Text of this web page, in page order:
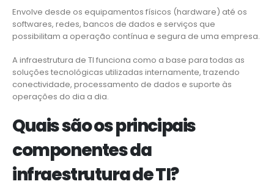
Envolve desde os equipamentos físicos (hardware) até os
softwares, redes, bancos de dados e serviços que
possibilitam a operação contínua e segura de uma empresa.
A infraestrutura de TI funciona como a base para todas as
soluções tecnológicas utilizadas internamente, trazendo
conectividade, processamento de dados e suporte às
operações do dia a dia.
Quais são os principais
componentes da
infraestrutura de TI?